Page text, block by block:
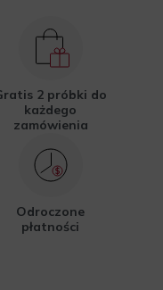
2 próbki do
każdego
zamówienia
Odroczone
płatności